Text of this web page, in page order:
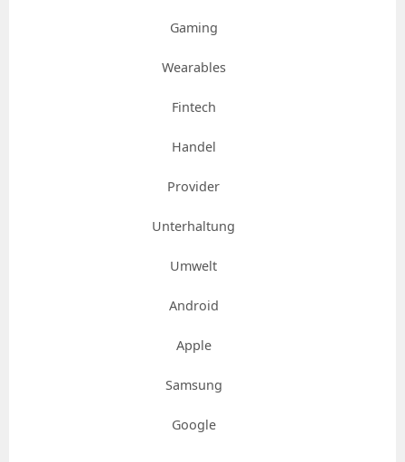
Gaming
Wearables
Fintech
Handel
Provider
Unterhaltung
Umwelt
Android
Apple
Samsung
Google